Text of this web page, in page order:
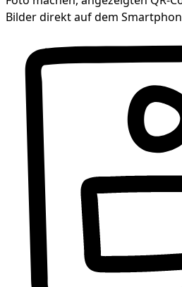
Bilder direkt auf dem